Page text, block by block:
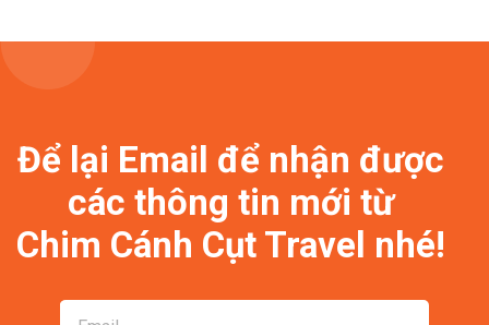
Để lại Email để nhận được
các thông tin mới từ
Chim Cánh Cụt Travel nhé!